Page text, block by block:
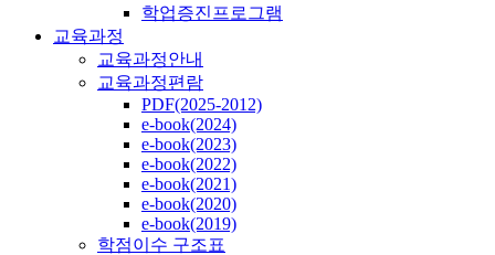
학업증진프로그램
교육과정
교육과정안내
교육과정편람
PDF(2025-2012)
e-book(2024)
e-book(2023)
e-book(2022)
e-book(2021)
e-book(2020)
e-book(2019)
학점이수 구조표